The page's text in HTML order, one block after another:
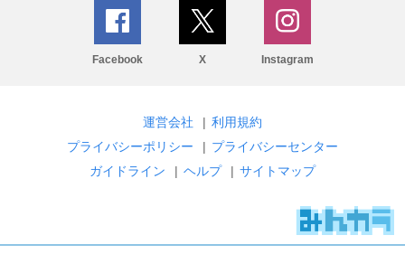
Facebook X Instagram
運営会社 | 利用規約
プライバシーポリシー
| プライバシーセンター
ガイドライン
| ヘルプ | サイトマップ